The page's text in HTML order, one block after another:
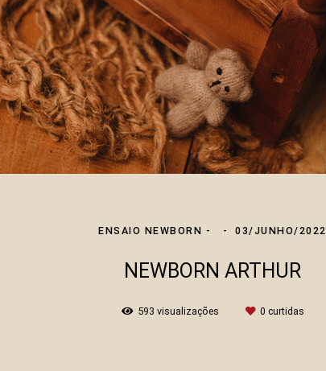
ENSAIO NEWBORN 03/JUNHO/2022
NEWBORN ARTHUR
593 visualizações 0 curtidas